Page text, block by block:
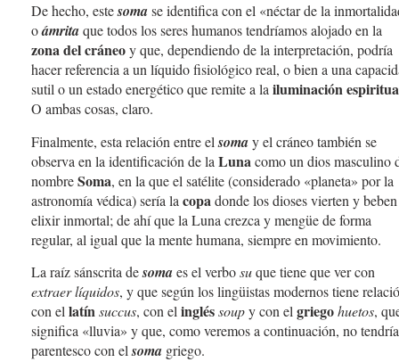
De hecho, estesomase identifica con el «néctar de la
oámritaque todos los seres humanos tendría­mos alojado en la
zona del cráneoy que, de­pendiendo de la interpretación, podría
hacer referencia a un líquido fisiológico real, o bien a una
sutil o un estado energético que remite a lailuminación
O am­bas cosas, claro.
Finalmente, esta relación entre elsomay el cráneo también se
observa en la identi­ficación de la Lunacomo un dios masculino
nombreSoma, en la que el satélite (consi­derado «planeta» por la
astronomía védica) sería la copadonde los dioses vierten y
elixir inmortal; de ahí que la Luna crezca y mengüe de forma
regular, al igual que la men­te humana, siempre en movimiento.
La raíz sánscrita desomaes el verbosuque tiene que ver con
extraer líquidos, y que según los lingüistas modernos tiene
con el latínsuccus, con el ingléssoupy con el griegohuetos,
significa «lluvia» y que, como veremos a continuación, no tendría
parentesco con elsoma griego.